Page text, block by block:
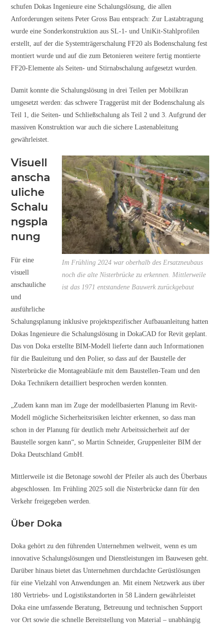
schufen Dokas Ingenieure eine Schalungslösung, die allen
Anforderungen seitens Peter Gross Bau entsprach: Zur Lastabtragung
wurde eine Sonderkonstruktion aus SL-1- und UniKit-Stahlprofilen
erstellt, auf der die Systemträgerschalung FF20 als Bodenschalung fest
montiert wurde und auf die zum Betonieren weitere fertig montierte
FF20-Elemente als Seiten- und Stirnabschalung aufgesetzt wurden.
Damit konnte die Schalungslösung in drei Teilen per Mobilkran
umgesetzt werden: das schwere Traggerüst mit der Bodenschalung als
Teil 1, die Seiten- und Schließschalung als Teil 2 und 3. Aufgrund der
massiven Konstruktion war auch die sichere Lastenableitung
gewährleistet.
Im Frühling 2024 war oberhalb des Ersatzneubaus
noch die alte Nisterbrücke zu erkennen. Mittlerweile
ist das 1971 entstandene Bauwerk zurückgebaut
Visuell
anscha
uliche
Schalu
ngspla
nung
Für eine
visuell
anschauliche
und
ausführliche
Schalungsplanung inklusive projektspezifischer Aufbauanleitung hatten
Dokas Ingenieure die Schalungslösung in DokaCAD for Revit geplant.
Das von Doka erstellte BIM-Modell lieferte dann auch Informationen
für die Bauleitung und den Polier, so dass auf der Baustelle der
Nisterbrücke die Montageabläufe mit dem Baustellen-Team und den
Doka Technikern detailliert besprochen werden konnten.
„Zudem kann man im Zuge der modellbasierten Planung im Revit-
Modell mögliche Sicherheitsrisiken leichter erkennen, so dass man
schon in der Planung für deutlich mehr Arbeitssicherheit auf der
Baustelle sorgen kann“, so Martin Schneider, Gruppenleiter BIM der
Doka Deutschland GmbH.
Mittlerweile ist die Betonage sowohl der Pfeiler als auch des Überbaus
abgeschlossen. Im Frühling 2025 soll die Nisterbrücke dann für den
Verkehr freigegeben werden.
Über Doka
Doka gehört zu den führenden Unternehmen weltweit, wenn es um
innovative Schalungslösungen und Dienstleistungen im Bauwesen geht.
Darüber hinaus bietet das Unternehmen durchdachte Gerüstlösungen
für eine Vielzahl von Anwendungen an. Mit einem Netzwerk aus über
180 Vertriebs- und Logistikstandorten in 58 Ländern gewährleistet
Doka eine umfassende Beratung, Betreuung und technischen Support
vor Ort sowie die schnelle Bereitstellung von Material – unabhängig